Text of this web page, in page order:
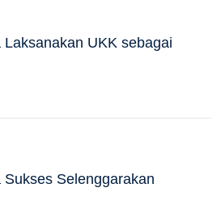
UKK sebagai
Selenggarakan